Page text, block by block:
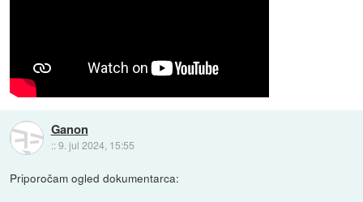
Ganon
::9. jul 2024, 15:55
Priporočam ogled dokumentarca: